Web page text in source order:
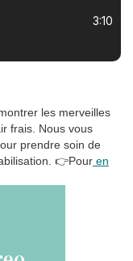
3:10
2:55
3:27
1:42
les merveilles
frais. Nous vous
prendre soin de
👉Pour en